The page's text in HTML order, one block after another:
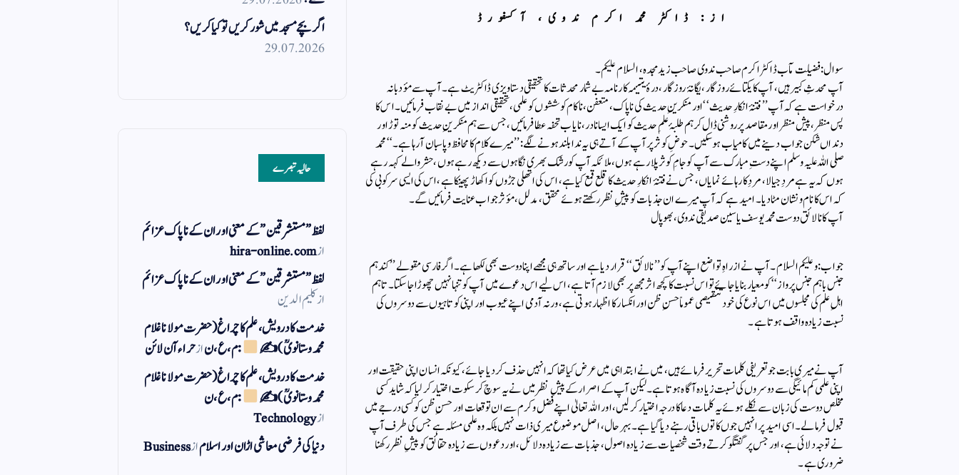
از: ڈاکٹر محمد اکرم ندوی، آکسفورڈ
سوال: فضیلت مآب ڈاکٹر اکرم صاحب ندوی صاحب زید مجدہ، السلام علیکم۔
آپ محدثِ کبیر ہیں، آپ کا یکتائے روزگار، یگانۂ روزگار، درۂ یتیمہ کارنامہ بے شمار محدثات کا تحقیقی دستاویزی ڈاکٹریٹ ہے۔ آپ سے مؤدبانہ
درخواست ہے کہ آپ ’’فتنۂ انکارِ حدیث‘‘ اور منکرینِ حدیث کی ناپاک، متعفن، ناکام کوششوں کو علمی، تحقیقی انداز میں بے نقاب فرمائیں۔ اس کا
پس منظر، پیش منظر اور مقاصد پر روشنی ڈال کر ہم طلبۂ علمِ حدیث کو ایک ایسا نادر، نایاب تحفہ عطا فرمائیں، جس سے ہم منکرینِ حدیث کو منہ توڑ اور
دنداں شکن جواب دینے میں کامیاب ہو سکیں۔ حوضِ کوثر پر آپ کے آتے ہی یہ ندا بلند ہونے لگے: ’’میرے کلام کا محافظ و پاسبان آ رہا ہے۔‘‘ محمد
صلی اللہ علیہ وسلم اپنے دستِ مبارک سے آپ کو جامِ کوثر پلا رہے ہوں، ملائکہ آپ کو رشک بھری نگاہوں سے دیکھ رہے ہوں، حشر والے کہہ رہے
ہوں کہ یہ ہے مردِ جیالا، مردِ کارہائے نمایاں، جس نے فتنۂ انکارِ حدیث کا قلع قمع کیا ہے، اس کی اتھلی جڑوں کو اکھاڑ پھینکا ہے، اس کی ایسی سرکوبی کی
کہ اس کا نام و نشان مٹا دیا۔ امید ہے کہ آپ میرے ان جذبات کو پیشِ نظر رکھتے ہوئے محقق، مدلل، مؤثر جواب عنایت فرمائیں گے۔
آپ کا نالائق دوست محمد یوسف یاسین صدیقی ندوی، بھوپال
جواب: وعلیکم السلام۔ آپ نے ازراہِ تواضع اپنے آپ کو ’’نالائق‘‘ قرار دیا ہے اور ساتھ ہی مجھے اپنا دوست بھی لکھا ہے۔ اگر فارسی مقولے ’’کند ہم
جنس با ہم جنس پرواز‘‘ کو معیار بنایا جائے تو اس نسبت کا کچھ اثر مجھ پر بھی لازم آتا ہے، اس لیے اس دعوے میں آپ کو تنہا نہیں چھوڑا جا سکتا۔ تاہم
اہلِ علم کی مجلسوں میں اس نوع کی خود تنقیصی عموماً حسنِ ظن اور انکسار کا اظہار ہوتی ہے، ورنہ آدمی اپنے عیوب اور اپنی کوتاہیوں سے دوسروں کی
نسبت زیادہ واقف ہوتا ہے۔
آپ نے میری بابت جو تعریفی کلمات تحریر فرمائے ہیں، میں نے ابتدا ہی میں عرض کیا تھا کہ انہیں حذف کر دیا جائے، کیونکہ انسان اپنی حقیقت اور
اپنی علمی کم مائیگی سے دوسروں کی نسبت زیادہ آگاہ ہوتا ہے۔ لیکن آپ کے اصرار کے پیشِ نظر میں نے یہ سوچ کر سکوت اختیار کر لیا کہ شاید کسی
مخلص دوست کی زبان سے نکلے ہوئے یہ کلمات دعا کا درجہ اختیار کر لیں، اور اللہ تعالیٰ اپنے فضل و کرم سے ان توقعات اور حسنِ ظن کو کسی درجے میں
قبول فرما لے۔ اسی امید پر انہیں جوں کا توں باقی رہنے دیا گیا ہے۔ بہر حال، اصل موضوع میری ذات نہیں بلکہ وہ علمی مسئلہ ہے جس کی طرف آپ
نے توجہ دلائی ہے، اور جس پر گفتگو کرتے وقت شخصیات سے زیادہ اصول، جذبات سے زیادہ دلائل، اور دعووں سے زیادہ حقائق کو پیشِ نظر رکھنا
ضروری ہے۔
اگر بچے مسجد میں شور کریں تو کیا کریں؟
29.07.2026
حالیہ تبصرے
لفظ ” مستشرقین ” کے معنی اور ان کے نا پاک عزائم
ازhira-online.com
لفظ ” مستشرقین ” کے معنی اور ان کے نا پاک عزائم
ازکلیم الدین
خدمت کا درویش، علم کا چراغ(حضرت مولانا غلام
محمد وستانویؒ)✍
: م ، ع ، نازحراء آن لائن
خدمت کا درویش، علم کا چراغ(حضرت مولانا غلام
محمد وستانویؒ)✍
: م ، ع ، ن
ازTechnology
دنیا کی فرضی معاشی اڑان اور اسلامازBusiness